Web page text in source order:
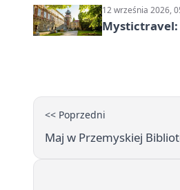
12 września 2026,
Mystictravel:
<< Poprzedni
Maj w Przemyskiej